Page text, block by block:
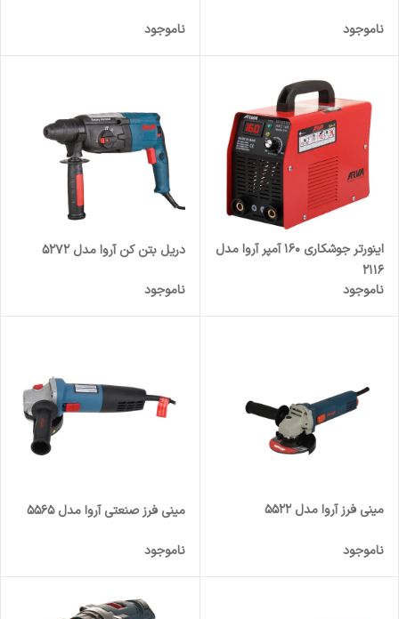
ناموجود ناموجود
اینورتر جوشکاری 160 آمپر آروا مدل
2116
ناموجود
دریل بتن کن آروا مدل 5272
ناموجود
مینی فرز آروا مدل 5522
ناموجود
مینی فرز صنعتی آروا مدل 5565
ناموجود